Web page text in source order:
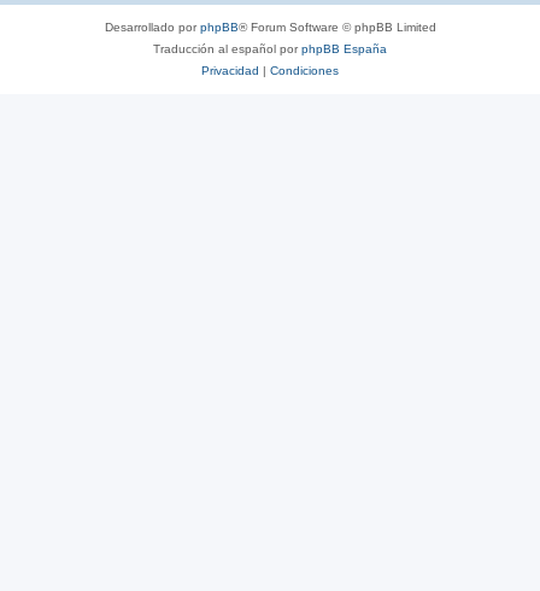
Desarrollado porphpBB® Forum Software © phpBB Limited
Traducción al español porphpBB España
Privacidad | Condiciones